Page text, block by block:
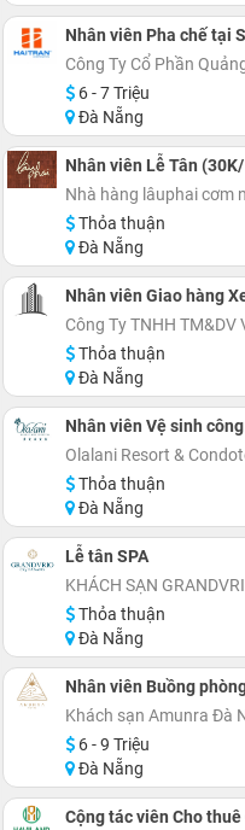
Nhân viên Pha chế tại
6 - 7 Triệu
Đà Nẵng
Nhân viên Lễ Tân
Nhà hàng lâuphai cơm
Thỏa thuận
Đà Nẵng
Nhân viên Giao hàng
Công Ty TNHH TM&DV
Thỏa thuận
Đà Nẵng
Nhân viên Vệ sinh
Olalani Resort &
Thỏa thuận
Đà Nẵng
Lễ tân SPA
KHÁCH SẠN
Thỏa thuận
Đà Nẵng
Nhân viên Buồng
Khách sạn Amunra Đà
6 - 9 Triệu
Đà Nẵng
Cộng tác viên Cho thuê